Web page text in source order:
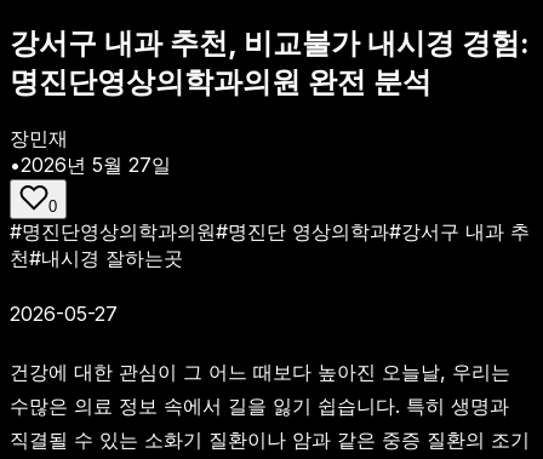
강서구 내과 추천, 비교불가 내시경 경험:
명진단영상의학과의원 완전 분석
장민재
•2026년 5월 27일
0
#명진단영상의학과의원#명진단 영상의학과#강서구 내과 추
천#내시경 잘하는곳
2026-05-27
건강에 대한 관심이 그 어느 때보다 높아진 오늘날, 우리는
수많은 의료 정보 속에서 길을 잃기 쉽습니다. 특히 생명과
직결될 수 있는 소화기 질환이나 암과 같은 중증 질환의 조기